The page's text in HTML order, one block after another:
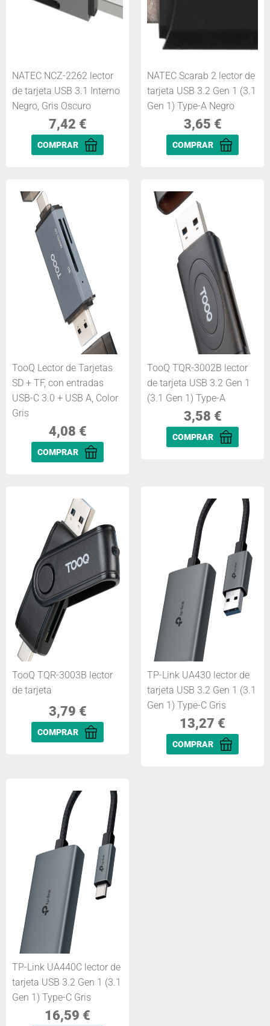
NATEC NCZ-2262 lector
de tarjeta USB 3.1 Interno
Negro, Gris Oscuro
7,42 €
COMPRAR
NATEC Scarab 2 lector de
tarjeta USB 3.2 Gen 1 (3.1
Gen 1) Type-A Negro
3,65 €
COMPRAR
TooQ Lector de Tarjetas
SD + TF, con entradas
USB-C 3.0 + USB A, Color
Gris
4,08 €
COMPRAR
TooQ TQR-3002B lector
de tarjeta USB 3.2 Gen 1
(3.1 Gen 1) Type-A
3,58 €
COMPRAR
TooQ TQR-3003B lector
de tarjeta
3,79 €
COMPRAR
TP-Link UA430 lector de
tarjeta USB 3.2 Gen 1 (3.1
Gen 1) Type-C Gris
13,27 €
COMPRAR
TP-Link UA440C lector de
tarjeta USB 3.2 Gen 1 (3.1
Gen 1) Type-C Gris
16,59 €